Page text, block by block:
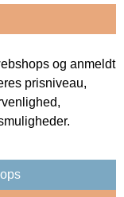
og anmeldt
prisniveau,